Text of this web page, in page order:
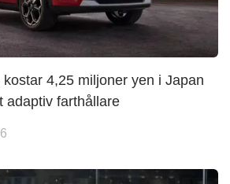
4,25 miljoner yen i Japan
farthållare